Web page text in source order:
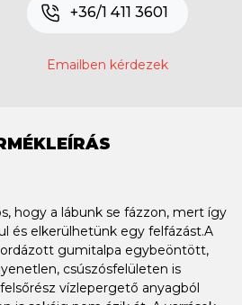
+36/1 411 3601
Emailben kérdezek
hogy a lábunk se fázzon, mert így
és elkerülhetünk egy felfázást.A
gumitalpa egybeöntött,
csúszósfelületen is
vízlepergető anyagból